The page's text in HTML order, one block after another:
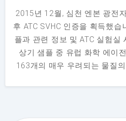
2015년 12월, 심천 엔본 광전
후 ATC SVHC 인증을 획득했습
플과 관련 정보 및 ATC 실험실
상기 샘플 중 유럽 화학 에이
163개의 매우 우려되는 물질
제 시스템을 준수하는 화학